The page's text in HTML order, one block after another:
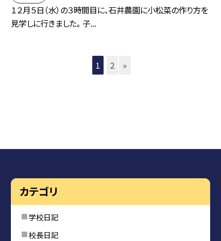
１２月５日（水）の３時間目に、石井農園に小松菜の作り方を
見学しに行きました。 子...
1 2 »
カテゴリ
学校日記
校長日記